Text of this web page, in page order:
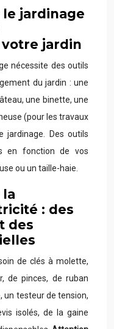
le jardinage
votre jardin
nécessite des outils
du jardin : une
une binette, une
(pour les travaux
jardinage. Des outils
en fonction de vos
ou un taille-haie.
la
: des
des
de clés à molette,
de pinces, de ruban
un testeur de tension,
isolés, de la gaine